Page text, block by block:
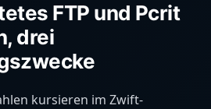
FTP und Pcrit
drei
kursieren im Zwift-